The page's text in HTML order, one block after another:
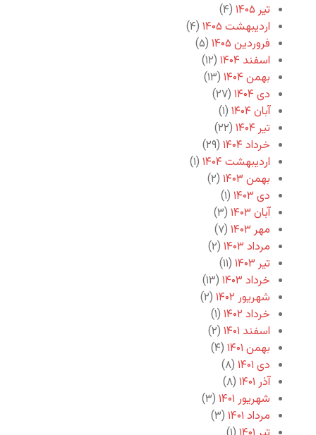
تیر ۱۴۰۵
(۴)
اردیبهشت ۱۴۰۵
(۴)
فروردین ۱۴۰۵
(۵)
اسفند ۱۴۰۴
(۱۲)
بهمن ۱۴۰۴
(۱۳)
دی ۱۴۰۴
(۲۷)
آبان ۱۴۰۴
(۱)
تیر ۱۴۰۴
(۲۲)
خرداد ۱۴۰۴
(۲۹)
اردیبهشت ۱۴۰۴
(۱)
بهمن ۱۴۰۳
(۲)
دی ۱۴۰۳
(۱)
آبان ۱۴۰۳
(۳)
مهر ۱۴۰۳
(۷)
مرداد ۱۴۰۳
(۲)
تیر ۱۴۰۳
(۱۱)
خرداد ۱۴۰۳
(۱۳)
شهریور ۱۴۰۲
(۲)
خرداد ۱۴۰۲
(۱)
اسفند ۱۴۰۱
(۲)
بهمن ۱۴۰۱
(۴)
دی ۱۴۰۱
(۸)
آذر ۱۴۰۱
(۸)
شهریور ۱۴۰۱
(۳)
مرداد ۱۴۰۱
(۳)